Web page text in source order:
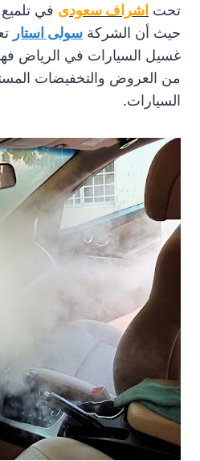
تحت اشراف سعودى في
حيث أن الشركة سولى استار
غسيل السيارات في الرياض فهي
من العروض والتخفيضات
السيارات.